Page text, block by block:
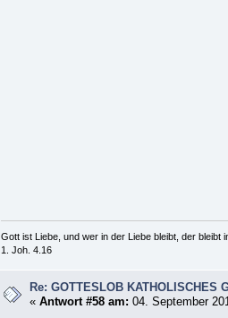
Gott ist Liebe, und wer in der Liebe bleibt, der bleibt
1. Joh. 4.16
Re: GOTTESLOB KATHOLISCHES
«Antwort #58 am: 04. September